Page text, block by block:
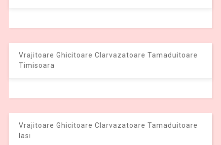
Vrajitoare Ghicitoare Clarvazatoare Tamaduitoare
Timisoara
Vrajitoare Ghicitoare Clarvazatoare Tamaduitoare
Iasi